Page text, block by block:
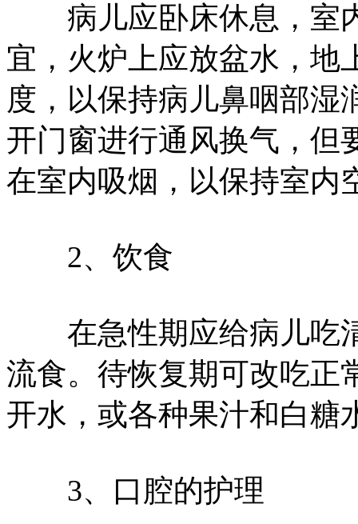
病儿应卧床休息，室
宜，火炉上应放盆水，地
度，以保持病儿鼻咽部湿
开门窗进行通风换气，但
在室内吸烟，以保持室内
2、饮食
在急性期应给病儿吃
流食。待恢复期可改吃正
开水，或各种果汁和白糖
3、口腔的护理